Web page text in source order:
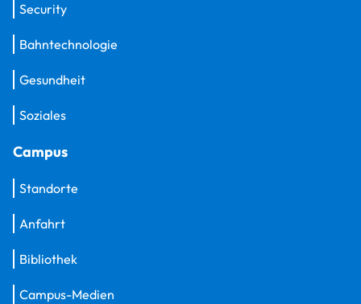
Security
Bahntechnologie
Gesundheit
Soziales
Campus
Standorte
Anfahrt
Bibliothek
Campus-Medien